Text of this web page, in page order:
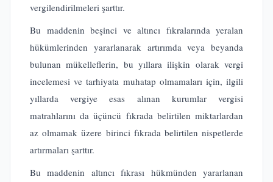
vergilendirilmeleri şarttır.
Bu maddenin beşinci ve altıncı fıkralarında yeralan
hükümlerinden yararlanarak artırımda veya beyanda
bulunan mükelleflerin, bu yıllara ilişkin olarak vergi
incelemesi ve tarhiyata muhatap olmamaları için, ilgili
yıllarda vergiye esas alınan kurumlar vergisi
matrahlarını da üçüncü fıkrada belirtilen miktarlardan
az olmamak üzere birinci fıkrada belirtilen nispetlerde
artırmaları şarttır.
Bu maddenin altıncı fıkrası hükmünden yararlanan